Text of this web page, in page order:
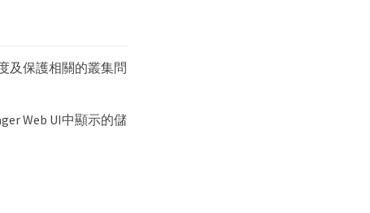
及保護相關的叢集問
Web UI中顯示的儲